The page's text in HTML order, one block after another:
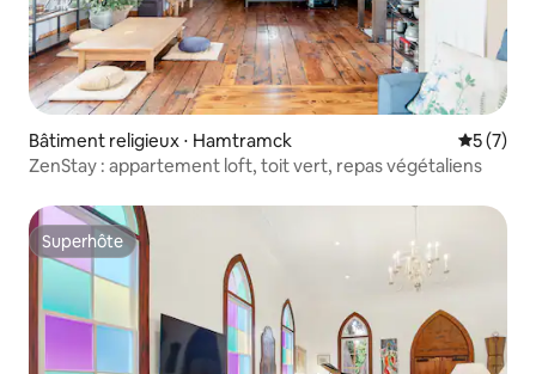
Bâtiment religieux ⋅ Hamtramck
5 (7)
ZenStay : appartement loft, toit vert, repas végétaliens
Superhôte
Superhôte